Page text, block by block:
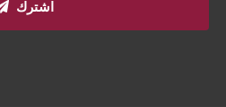
اشترك